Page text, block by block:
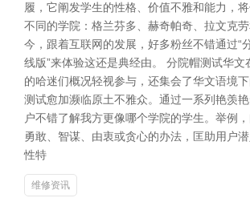
履，它阐发学生的性格、价值不雅和能力，
不同的学院：格兰芬多、赫奇帕奇、拉文克
今，跟着互联网的发展，好多粉丝不错通过“
线版”来体验这还是典经由。 分院帽测试华文
的哈迷们概况轻视参与，还集会了华文语境
测试愈加濒临原土不雅众。通过一系列艳羡
户不错了解我方更像哪个学院的学生。举例
勇敢、智谋、由衷或贪心的办法，匡助用户
性特
维修资讯